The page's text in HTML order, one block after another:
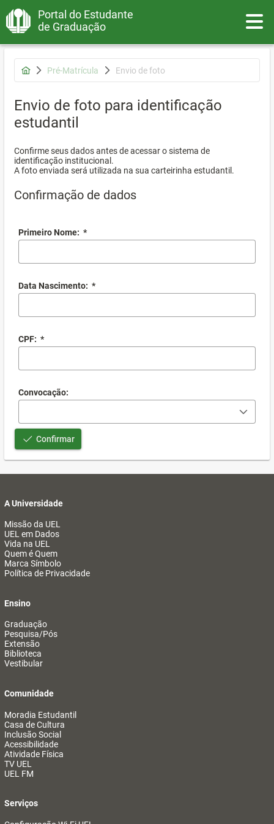
Portal do Estudante
de Graduação
Pré-Matrícula Envio de foto
Envio de foto para identificação
estudantil
Confirme seus dados antes de acessar o sistema de
identificação institucional.
A foto enviada será utilizada na sua carteirinha estudantil.
Confirmação de dados
Primeiro Nome: *
Data Nascimento: *
CPF: *
Convocação:
Confirmar
A Universidade
Missão da UEL
UEL em Dados
Vida na UEL
Quem é Quem
Marca Símbolo
Política de Privacidade
Ensino
Graduação
Pesquisa/Pós
Extensão
Biblioteca
Vestibular
Comunidade
Moradia Estudantil
Casa de Cultura
Inclusão Social
Acessibilidade
Atividade Física
TV UEL
UEL FM
Serviços